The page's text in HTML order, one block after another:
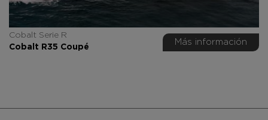
Cobalt Serie R
Cobalt R35 Coupé
Más información